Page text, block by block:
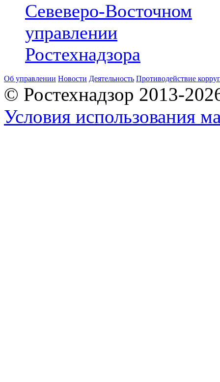
Севеверо-Восточном
управлении
Ростехнадзора
Об управлении Новости Деятельность Противодействие
© Ростехнадзор 2013-
Условия использования